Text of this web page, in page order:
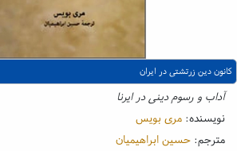
کانون دین زرتشتی در ایران
آداب و رسوم دینی در ایرنا
نویسنده: مری بویس
مترجم: حسین ابراهیمیان